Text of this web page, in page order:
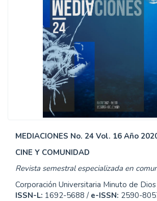
MEDIACIONES No. 24 Vol. 16 Año
CINE Y COMUNIDAD
Revista semestral especializada en
Corporación Universitaria Minuto de Dios
ISSN-L: 1692-5688 / e-ISSN: 2590-